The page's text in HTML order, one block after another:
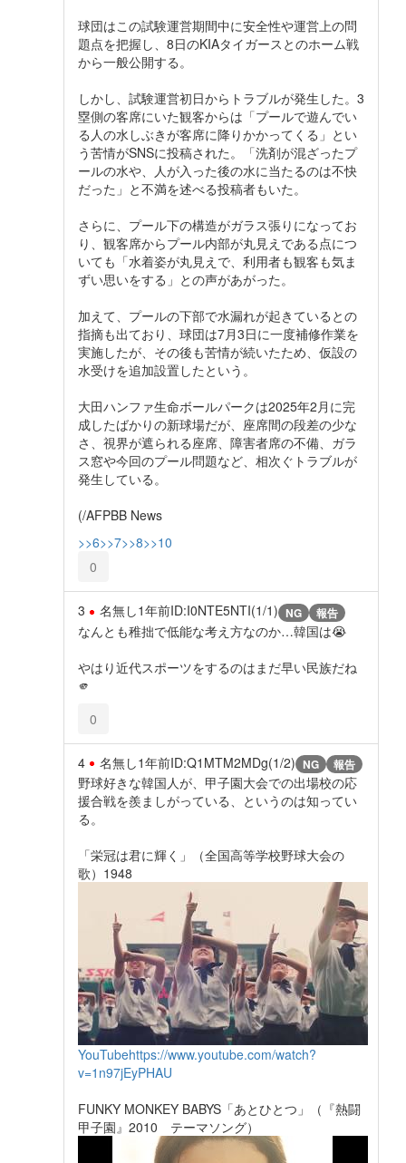
球団はこの試験運営期間中に安全性や運営上の問
題点を把握し、8日のKIAタイガースとのホーム戦
から一般公開する。
しかし、試験運営初日からトラブルが発生した。3
塁側の客席にいた観客からは「プールで遊んでい
る人の水しぶきが客席に降りかかってくる」とい
う苦情がSNSに投稿された。「洗剤が混ざったプ
ールの水や、人が入った後の水に当たるのは不快
だった」と不満を述べる投稿者もいた。
さらに、プール下の構造がガラス張りになってお
り、観客席からプール内部が丸見えである点につ
いても「水着姿が丸見えで、利用者も観客も気ま
ずい思いをする」との声があがった。
加えて、プールの下部で水漏れが起きているとの
指摘も出ており、球団は7月3日に一度補修作業を
実施したが、その後も苦情が続いたため、仮設の
水受けを追加設置したという。
大田ハンファ生命ボールパークは2025年2月に完
成したばかりの新球場だが、座席間の段差の少な
さ、視界が遮られる座席、障害者席の不備、ガラ
ス窓や今回のプール問題など、相次ぐトラブルが
発生している。
(/AFPBB News
>>6>>7>>8>>10
0
3 名無し1年前ID:I0NTE5NTI(1/1) NG 報告
なんとも稚拙で低能な考え方なのか…韓国は😭
やはり近代スポーツをするのはまだ早い民族だね
🫵
0
4 名無し1年前ID:Q1MTM2MDg(1/2) NG 報告
野球好きな韓国人が、甲子園大会での出場校の応
援合戦を羨ましがっている、というのは知ってい
る。
「栄冠は君に輝く」（全国高等学校野球大会の
歌）1948
YouTubehttps://www.youtube.com/watch?
v=1n97jEyPHAU
FUNKY MONKEY BABYS「あとひとつ」（『熱闘
甲子園』2010 テーマソング）